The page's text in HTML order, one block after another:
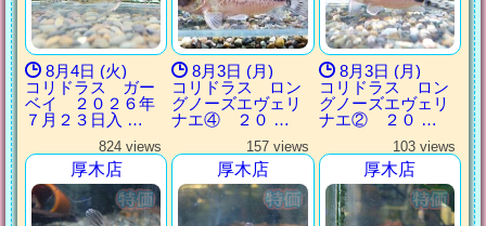
8月4日 (火)
コリドラス ガー
ベイ ２０２６年
７月２３日入 …
8月3日 (月)
コリドラス ロン
グノーズエヴェリ
ナエ④ ２０ …
8月3日 (月)
コリドラス ロン
グノーズエヴェリ
ナエ② ２０ …
824 views
厚木店
157 views
厚木店
103 views
厚木店